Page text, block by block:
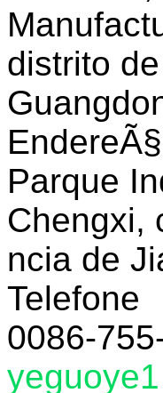
distrito
Parque
Chengxi,
ncia de
Telefone
0086-
yeguoye1